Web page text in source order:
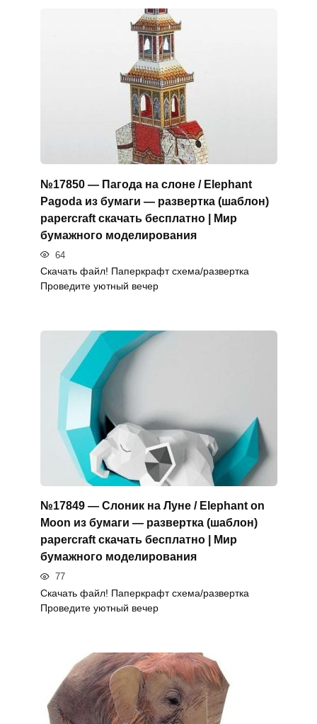
№17850 — Пагода на слоне / Elephant
Pagoda из бумаги — развертка (шаблон)
papercraft скачать бесплатно | Мир
бумажного моделирования
64
Скачать файл! Паперкрафт схема/развертка
Проведите уютный вечер
№17849 — Слоник на Луне / Elephant on
Moon из бумаги — развертка (шаблон)
papercraft скачать бесплатно | Мир
бумажного моделирования
77
Скачать файл! Паперкрафт схема/развертка
Проведите уютный вечер